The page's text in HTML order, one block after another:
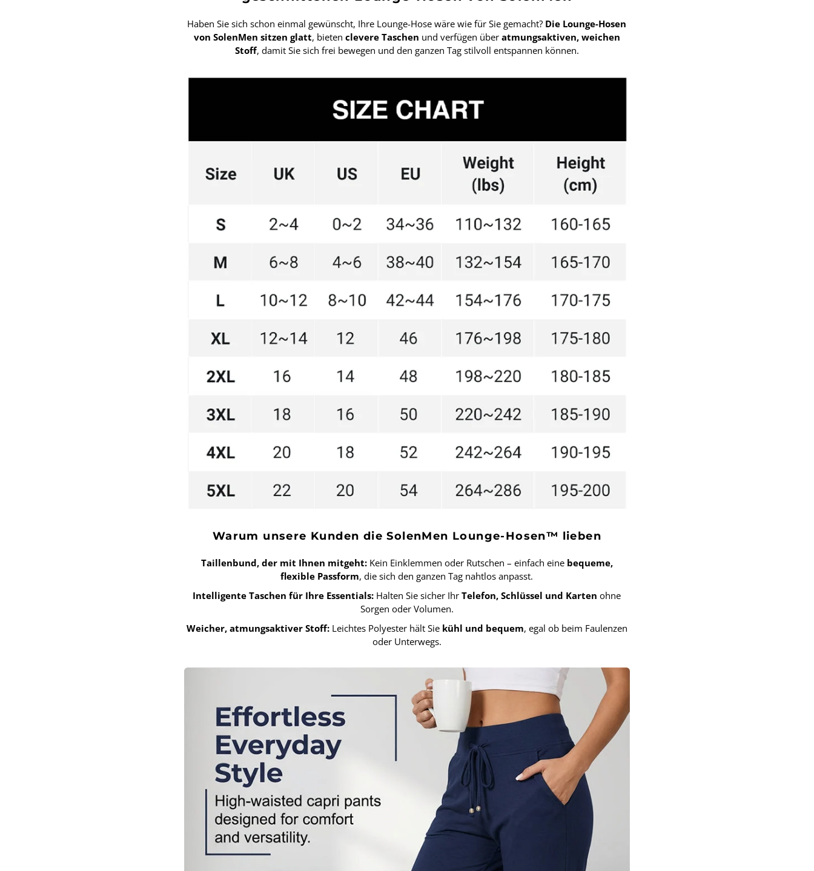
Haben Sie sich schon einmal gewünscht, Ihre Lounge-Hose wäre wie für Sie gemacht? Die Lounge-Hosen
von SolenMen sitzen glatt, bieten clevere Taschen und verfügen über atmungsaktiven, weichen
Stoff, damit Sie sich frei bewegen und den ganzen Tag stilvoll entspannen können.
Warum unsere Kunden die SolenMen Lounge-Hosen™ lieben
Taillenbund, der mit Ihnen mitgeht:Kein Einklemmen oder Rutschen – einfach eine bequeme,
flexible Passform, die sich den ganzen Tag nahtlos anpasst.
Intelligente Taschen für Ihre Essentials: Halten Sie sicher IhrTelefon, Schlüssel und Karten ohne
Sorgen oder Volumen.
Weicher, atmungsaktiver Stoff:Leichtes Polyester hält Sie kühl und bequem, egal ob beim Faulenzen
oder Unterwegs.